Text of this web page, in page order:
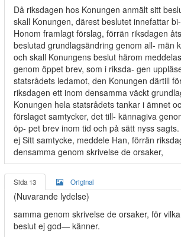
Då riksdagen hos Konungen anmält sitt
skall Konungen, därest beslutet innefattar
Honom framlagt förslag, förrän riksdagen
beslutad grundlagsändring genom all- män
och skall Konungens beslut härom
genom öppet brev, som i riksda- gen
statsrådets ledamot, den Konungen därtill
riksdagen ett inom densamma väckt
Konungen hela statsrådets tankar i ämnet
förslaget samtycker, det till- kännagiva
öp- pet brev inom tid och på sätt nyss
ej Sitt samtycke, meddele Han, förrän
densamma genom skrivelse de orsaker,
Sida 13 Original
(Nuvarande lydelse)
samma genom skrivelse de orsaker, för
beslut ej god— känner.